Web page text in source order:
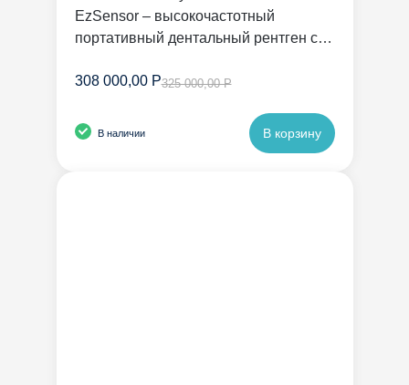
EzSensor – высокочастотный
портативный дентальный рентген с
308 000,00 Р325 000,00 Р
В наличии В корзину